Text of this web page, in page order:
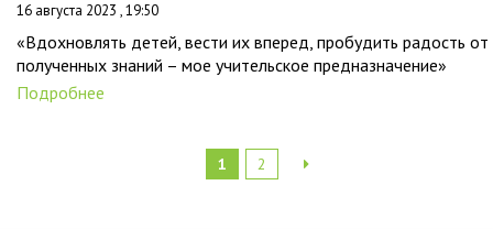
16 августа 2023 , 19:50
«Вдохновлять детей, вести их вперед, пробудить радость от
полученных знаний – мое учительское предназначение»
Подробнее
1 2